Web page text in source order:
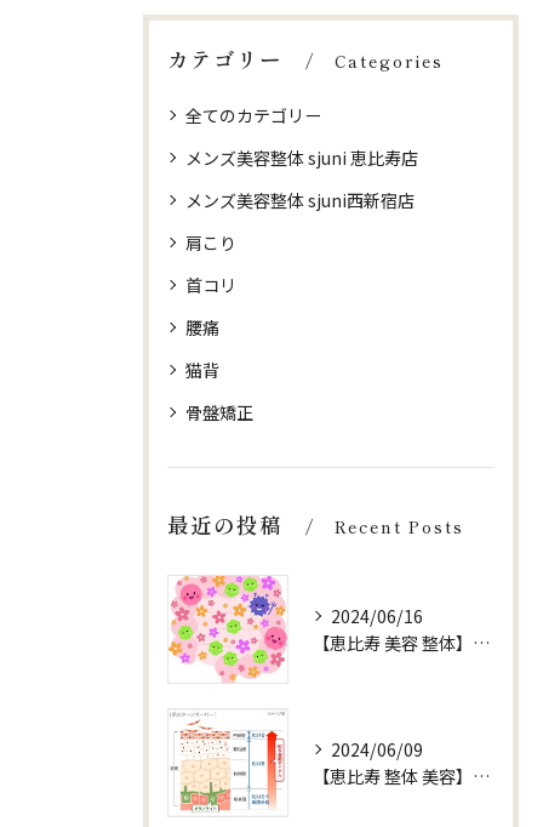
カテゴリー Categories
全てのカテゴリー
メンズ美容整体 sjuni 恵比寿店
メンズ美容整体 sjuni西新宿店
肩こり
首コリ
腰痛
猫背
骨盤矯正
最近の投稿 Recent Posts
2024/06/16
【恵比寿 美容 整体】【健康 腸内環境】
2024/06/09
【恵比寿 整体 美容】お水 ターンオーバー